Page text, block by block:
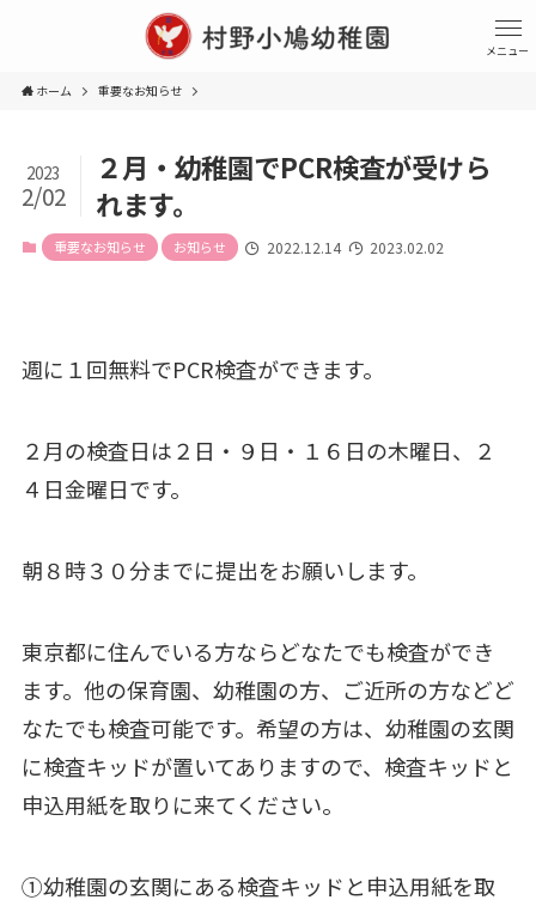
メニュー
ホーム 重要なお知らせ
２月・幼稚園でPCR検査が受けら
れます。
2023
2/02
重要なお知らせ お知らせ 2022.12.14 2023.02.02
週に１回無料でPCR検査ができます。
２月の検査日は２日・９日・１６日の木曜日、２
４日金曜日です。
朝８時３０分までに提出をお願いします。
東京都に住んでいる方ならどなたでも検査ができ
ます。他の保育園、幼稚園の方、ご近所の方などど
なたでも検査可能です。希望の方は、幼稚園の玄関
に検査キッドが置いてありますので、検査キッドと
申込用紙を取りに来てください。
①幼稚園の玄関にある検査キッドと申込用紙を取